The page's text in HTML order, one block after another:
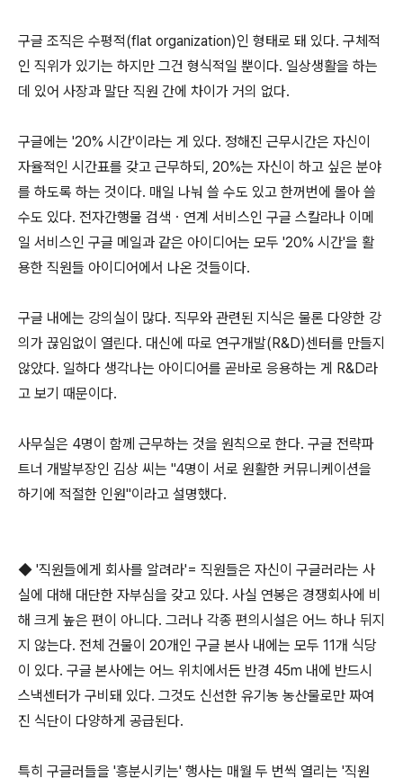
구글 조직은 수평적(flat organization)인 형태로 돼 있다. 구체적
인 직위가 있기는 하지만 그건 형식적일 뿐이다. 일상생활을 하는
데 있어 사장과 말단 직원 간에 차이가 거의 없다.
구글에는 '20% 시간'이라는 게 있다. 정해진 근무시간은 자신이
자율적인 시간표를 갖고 근무하되, 20%는 자신이 하고 싶은 분야
를 하도록 하는 것이다. 매일 나눠 쓸 수도 있고 한꺼번에 몰아 쓸
수도 있다. 전자간행물 검색ㆍ연계 서비스인 구글 스칼라나 이메
일 서비스인 구글 메일과 같은 아이디어는 모두 '20% 시간'을 활
용한 직원들 아이디어에서 나온 것들이다.
구글 내에는 강의실이 많다. 직무와 관련된 지식은 물론 다양한 강
의가 끊임없이 열린다. 대신에 따로 연구개발(R&D)센터를 만들지
않았다. 일하다 생각나는 아이디어를 곧바로 응용하는 게 R&D라
고 보기 때문이다.
사무실은 4명이 함께 근무하는 것을 원칙으로 한다. 구글 전략파
트너 개발부장인 김상 씨는 "4명이 서로 원활한 커뮤니케이션을
하기에 적절한 인원"이라고 설명했다.
◆ '직원들에게 회사를 알려라'= 직원들은 자신이 구글러라는 사
실에 대해 대단한 자부심을 갖고 있다. 사실 연봉은 경쟁회사에 비
해 크게 높은 편이 아니다. 그러나 각종 편의시설은 어느 하나 뒤지
지 않는다. 전체 건물이 20개인 구글 본사 내에는 모두 11개 식당
이 있다. 구글 본사에는 어느 위치에서든 반경 45m 내에 반드시
스낵센터가 구비돼 있다. 그것도 신선한 유기농 농산물로만 짜여
진 식단이 다양하게 공급된다.
특히 구글러들을 '흥분시키는' 행사는 매월 두 번씩 열리는 '직원